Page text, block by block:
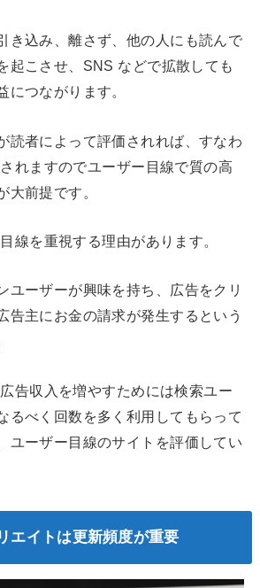
き込み、離さず、他の人にも読んで
起こさせ、SNS などで拡散しても
につながります。
読者によって評価されれば、すなわ
れますのでユーザー目線で質の高
大前提です。
線を重視する理由があります。
ユーザーが興味を持ち、広告をクリ
告主にお金の請求が発生するという
告収入を増やすためには検索ユー
るべく回数を多く利用してもらって
ユーザー目線のサイトを評価してい
エイトは更新頻度が重要